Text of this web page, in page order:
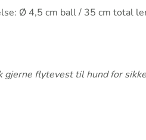
Ø 4,5 cm ball / 35 cm total
flytevest til hund for